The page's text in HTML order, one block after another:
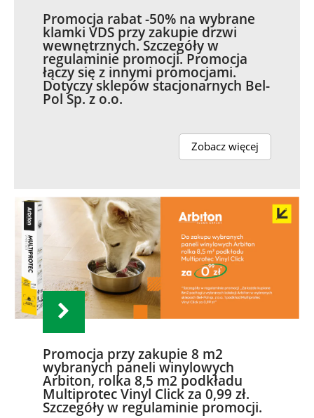
Promocja rabat -50% na wybrane
klamki VDS przy zakupie drzwi
wewnętrznych. Szczegóły w
regulaminie promocji. Promocja
łączy się z innymi promocjami.
Dotyczy sklepów stacjonarnych Bel-
Pol Sp. z o.o.
Zobacz więcej
Promocja przy zakupie 8 m2
wybranych paneli winylowych
Arbiton, rolka 8,5 m2 podkładu
Multiprotec Vinyl Click za 0,99 zł.
Szczegóły w regulaminie promocji.